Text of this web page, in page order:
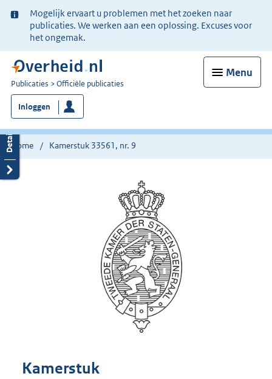
Ter
informatie:
Mogelijk ervaart u problemen met het zoeken naar
publicaties. We werken aan een oplossing. Excuses voor
het ongemak.
Menu
U
bent
nu
hier:
Publicaties Officiële publicaties
Inloggen
Home Kamerstuk 33561, nr. 9
Kamerstuk